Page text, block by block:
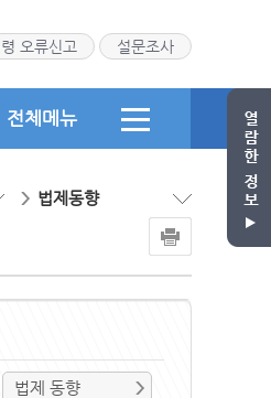
오류신고 설문조사
전체메뉴
법제동향
법제 동향